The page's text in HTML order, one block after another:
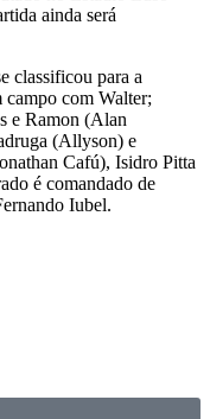
ainda será
classificou para a
campo com Walter;
e Ramon (Alan
(Allyson) e
Cafú), Isidro Pitta
é comandado de
Iubel.